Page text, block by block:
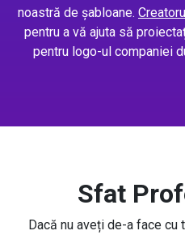
noastră de șabloane.
pentru a vă ajuta să
pentru logo-ul companiei
Sfat
Dacă nu aveți de-a face